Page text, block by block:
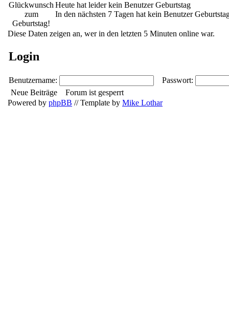
Heute hat leider kein Benutzer Geburtstag
In den nächsten 7 Tagen hat kein Benutzer
Diese Daten zeigen an, wer in den letzten 5 Minuten online war.
Login
Benutzername:
Passwort:
Neue Beiträge
Forum ist gesperrt
Powered by phpBB // Template by Mike Lothar